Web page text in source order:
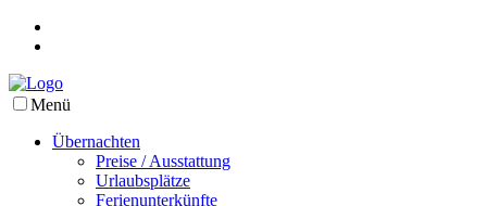
Menü
Übernachten
Preise / Ausstattung
Urlaubsplätze
Ferienunterkünfte